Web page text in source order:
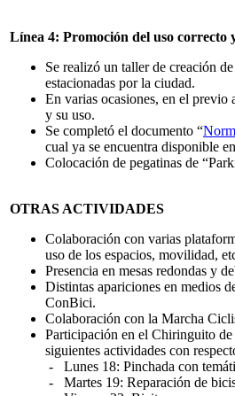
Línea 4: Promoción del uso correcto
Se realizó un taller de creación
estacionadas por la ciudad.
En varias ocasiones, en el previo
y su uso.
Se completó el documento “
cual ya se encuentra disponible
Colocación de pegatinas de
OTRAS ACTIVIDADES
Colaboración con varias
uso de los espacios, movilidad,
Presencia en mesas redondas y
Distintas apariciones en medios
ConBici.
Colaboración con la Marcha
Participación en el Chiringuito de
siguientes actividades con
- Lunes 18: Pinchada con
- Martes 19: Reparación de